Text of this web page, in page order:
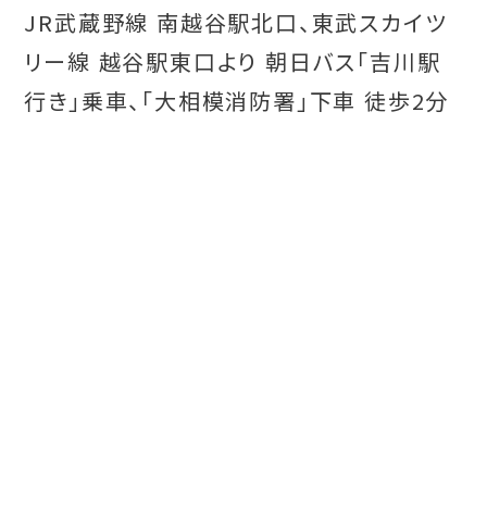
JR武蔵野線 南越谷駅北口、東武スカイツ
リー線 越谷駅東口より 朝日バス「吉川駅
行き」乗車、「大相模消防署」下車 徒歩2分